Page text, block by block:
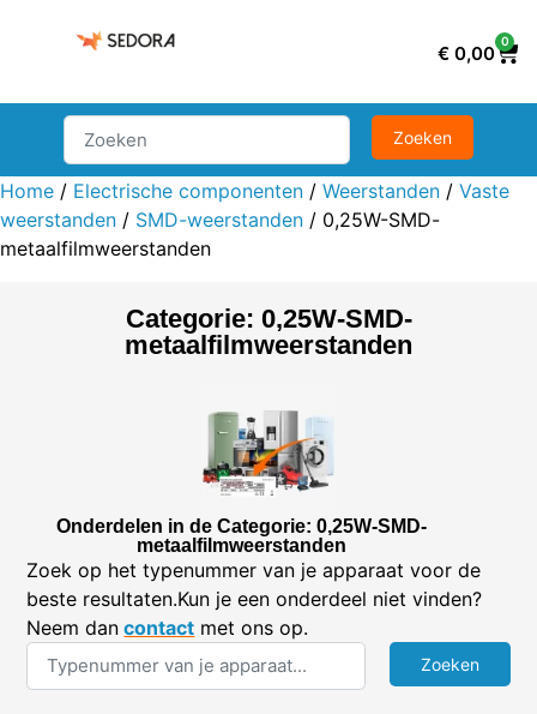
€ 0,00
0
Home / Electrische componenten / Weerstanden / Vaste
weerstanden / SMD-weerstanden / 0,25W-SMD-
metaalfilmweerstanden
Categorie: 0,25W-SMD-
metaalfilmweerstanden
Onderdelen in de Categorie: 0,25W-SMD-
metaalfilmweerstanden
Zoek op het typenummer van je apparaat voor de
beste resultaten.Kun je een onderdeel niet vinden?
Neem dan contact met ons op.